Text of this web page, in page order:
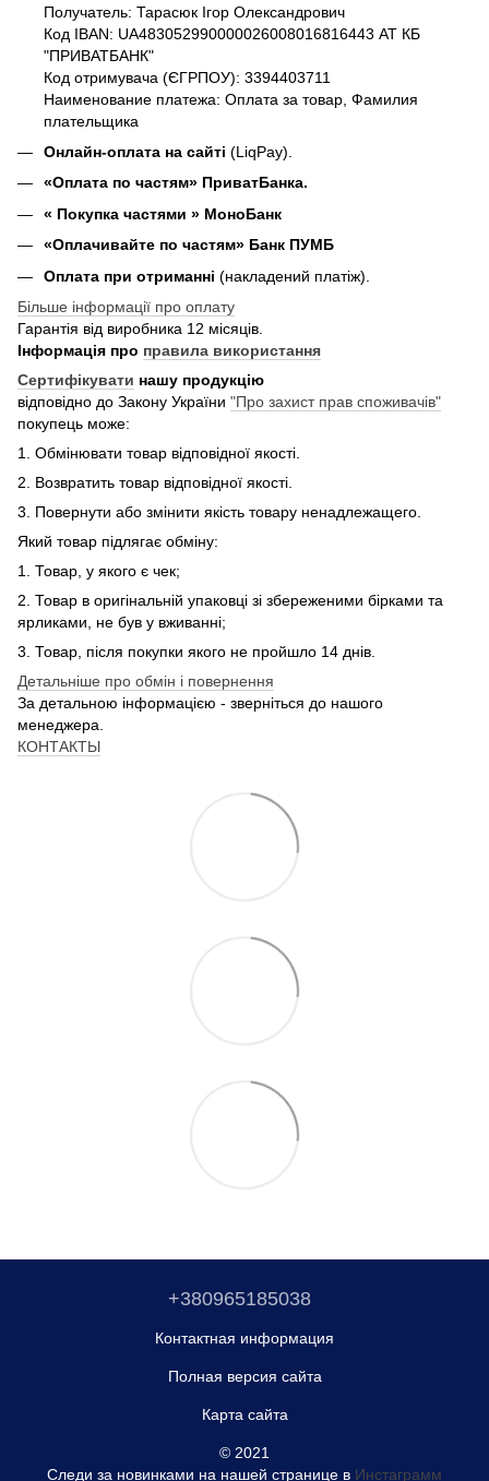
Получатель: Тарасюк Ігор Олександрович
Код IBAN: UA483052990000026008016816443 АТ КБ
"ПРИВАТБАНК"
Код отримувача (ЄГРПОУ): 3394403711
Наименование платежа: Оплата за товар, Фамилия
плательщика
Онлайн-оплата на сайті (LiqPay).
«Оплата по частям» ПриватБанка.
« Покупка частями » МоноБанк
«Оплачивайте по частям» Банк ПУМБ
Оплата при отриманні (накладений платіж).
Більше інформації про оплату
Гарантія від виробника 12 місяців.
Інформація про правила використання
Сертифікувати нашу продукцію
відповідно до Закону України "Про захист прав споживачів"
покупець може:
1. Обмінювати товар відповідної якості.
2. Возвратить товар відповідної якості.
3. Повернути або змінити якість товару ненадлежащего.
Який товар підлягає обміну:
1. Товар, у якого є чек;
2. Товар в оригінальній упаковці зі збереженими бірками та
ярликами, не був у вживанні;
3. Товар, після покупки якого не пройшло 14 днів.
Детальніше про обмін і повернення
За детальною інформацією - зверніться до нашого
менеджера.
КОНТАКТЫ
+380965185038
Контактная информация
Полная версия сайта
Карта сайта
© 2021
Следи за новинками на нашей странице в Инстаграмм